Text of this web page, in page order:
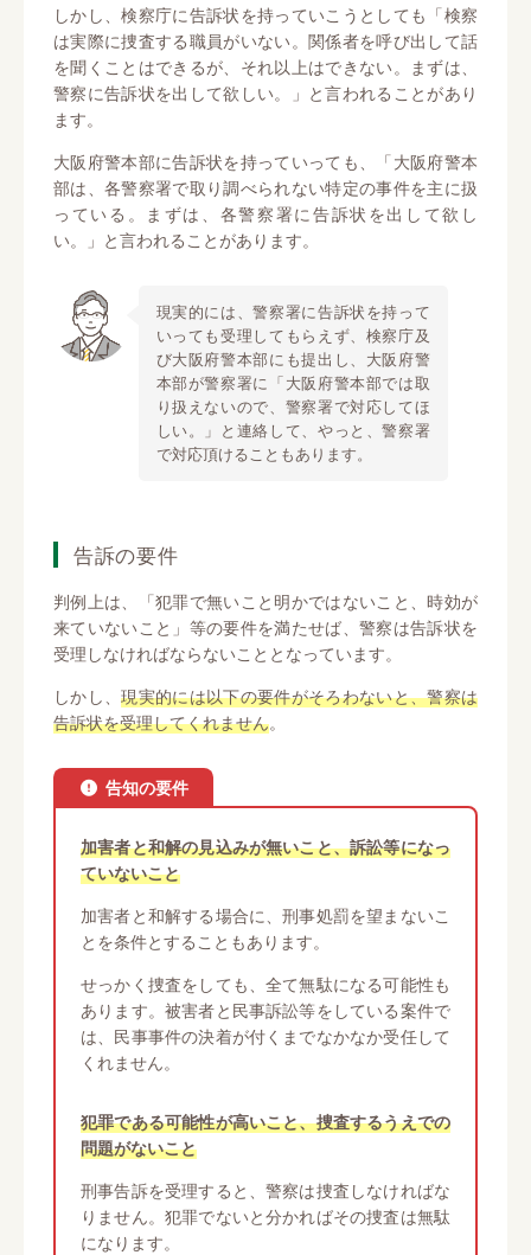
しかし、検察庁に告訴状を持っていこうとしても「検察
は実際に捜査する職員がいない。関係者を呼び出して話
を聞くことはできるが、それ以上はできない。まずは、
警察に告訴状を出して欲しい。」と言われることがあり
ます。
大阪府警本部に告訴状を持っていっても、「大阪府警本
部は、各警察署で取り調べられない特定の事件を主に扱
っている。まずは、各警察署に告訴状を出して欲し
い。」と言われることがあります。
現実的には、警察署に告訴状を持って
いっても受理してもらえず、検察庁及
び大阪府警本部にも提出し、大阪府警
本部が警察署に「大阪府警本部では取
り扱えないので、警察署で対応してほ
しい。」と連絡して、やっと、警察署
で対応頂けることもあります。
告訴の要件
判例上は、「犯罪で無いこと明かではないこと、時効が
来ていないこと」等の要件を満たせば、警察は告訴状を
受理しなければならないこととなっています。
しかし、現実的には以下の要件がそろわないと、警察は
告訴状を受理してくれません。
告知の要件
加害者と和解の見込みが無いこと、訴訟等になっ
ていないこと
加害者と和解する場合に、刑事処罰を望まないこ
とを条件とすることもあります。
せっかく捜査をしても、全て無駄になる可能性も
あります。被害者と民事訴訟等をしている案件で
は、民事事件の決着が付くまでなかなか受任して
くれません。
犯罪である可能性が高いこと、捜査するうえでの
問題がないこと
刑事告訴を受理すると、警察は捜査しなければな
りません。犯罪でないと分かればその捜査は無駄
になります。